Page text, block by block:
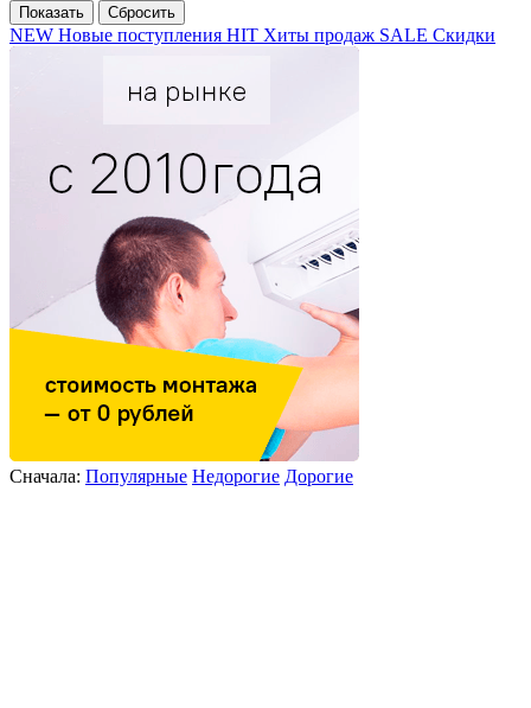
NEW Новые поступления HIT Хиты продаж SALE Скидки
Сначала: Популярные Недорогие Дорогие